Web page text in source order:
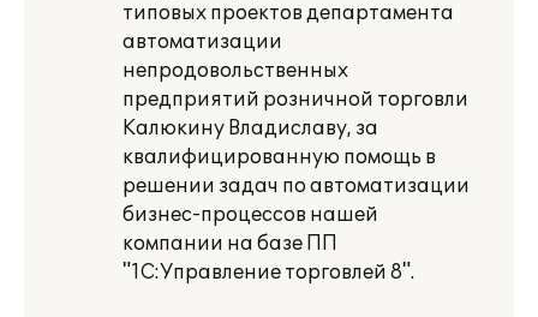
типовых проектов департамента
автоматизации
непродовольственных
предприятий розничной торговли
Калюкину Владиславу, за
квалифицированную помощь в
решении задач по автоматизации
бизнес-процессов нашей
компании на базе ПП
"1С:Управление торговлей 8".